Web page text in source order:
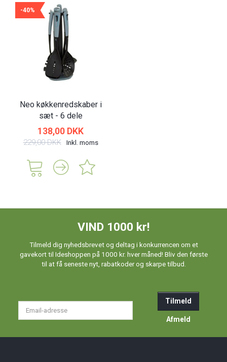
-40%
Neo køkkenredskaber i
sæt - 6 dele
138,00 DKK
229,00 DKK Inkl. moms
VIND 1000 kr!
Tilmeld dig nyhedsbrevet og deltag i konkurrencen om et
gavekort til Ideshoppen på 1000 kr. hver måned! Bliv den første
til at få seneste nyt, rabatkoder og skarpe tilbud.
Tilmeld
Afmeld